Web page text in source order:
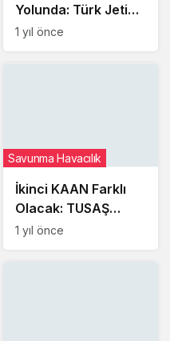
Yolunda: Türk Jetine
275 Milyon Euroluk
1 yıl önce
İkinci KAAN Farklı
Olacak: TUSAŞ
Savaş Uçağının
Savunma Havacılık
1 yıl önce